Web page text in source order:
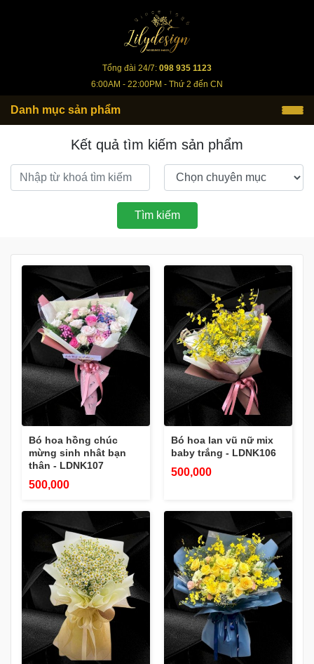
lilydesign.vn
Tổng đài 24/7: 098 935 1123
6:00AM - 22:00PM - Thứ 2 đến CN
Danh mục sản phẩm
Kết quả tìm kiếm sản phẩm
Tìm kiếm
Bó hoa hồng chúc
mừng sinh nhât bạn
thân - LDNK107
500,000
Bó hoa lan vũ nữ mix
baby trắng - LDNK106
500,000